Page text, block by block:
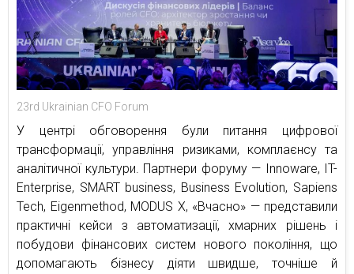
23rd Ukrainian CFO Forum
У центрі обговорення були питання цифрової
трансформації, управління ризиками, комплаєнсу та
аналітичної культури. Партнери форуму — Innoware, IT-
Enterprise, SMART business, Business Evolution, Sapiens
Tech, Eigenmethod, MODUS X, «Вчасно» — представили
практичні кейси з автоматизації, хмарних рішень і
побудови фінансових систем нового покоління, що
допомагають бізнесу діяти швидше, точніше й